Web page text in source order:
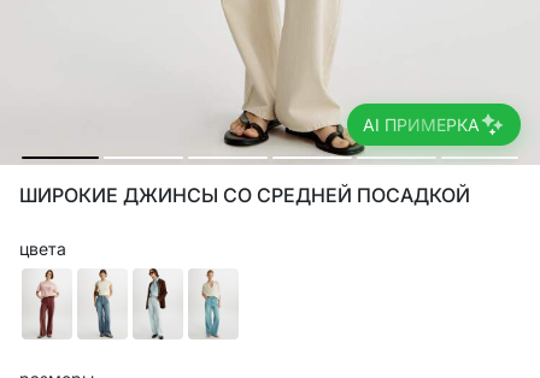
AI ПРИМЕРКА
ШИРОКИЕ ДЖИНСЫ СО СРЕДНЕЙ ПОСАДКОЙ
цвета